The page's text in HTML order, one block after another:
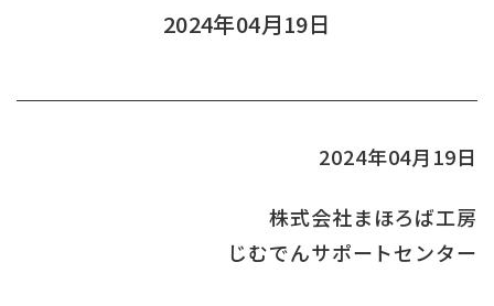
2024年04月19日
2024年04月19日
株式会社まほろば工房
じむでんサポートセンター